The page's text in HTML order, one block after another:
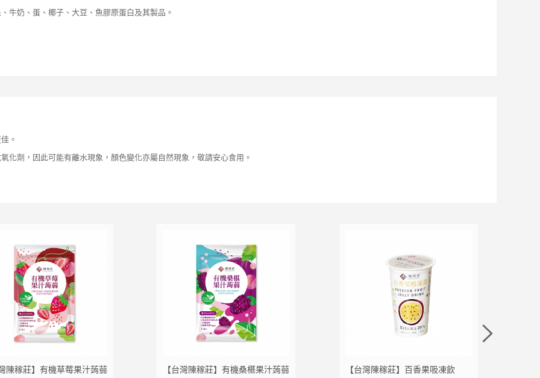
牛奶、蛋、椰子、大豆、魚膠原蛋白及其製品。
。
化劑，因此可能有離水現象，顏色變化亦屬自然現象，敬請安心食用。
陳稼莊】有機草莓果汁蒟蒻
【台灣陳稼莊】有機桑椹果汁蒟蒻
【台灣陳稼莊】百香果吸凍飲
車 加入購物車 加入追蹤清單